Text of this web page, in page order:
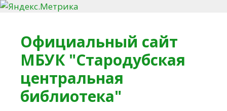
Официальный сайт
МБУК "Стародубская
центральная
библиотека"